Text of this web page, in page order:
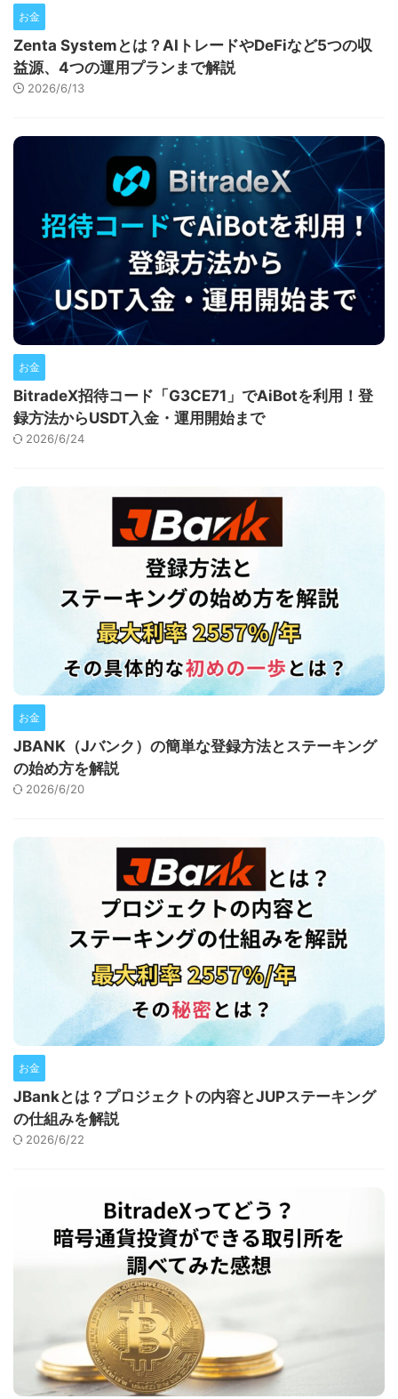
お金
Zenta Systemとは？AIトレードやDeFiなど5つの収
益源、4つの運用プランまで解説
2026/6/13
お金
BitradeX招待コード「G3CE71」でAiBotを利用！登
録方法からUSDT入金・運用開始まで
2026/6/24
お金
JBANK（Jバンク）の簡単な登録方法とステーキング
の始め方を解説
2026/6/20
お金
JBankとは？プロジェクトの内容とJUPステーキング
の仕組みを解説
2026/6/22